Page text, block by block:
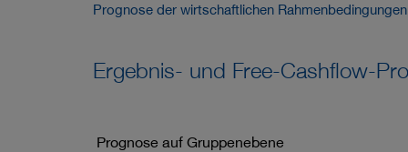
Prognose der wirtschaftlichen
Ergebnis- und Free-Cashflow-
Prognose auf Gruppenebene